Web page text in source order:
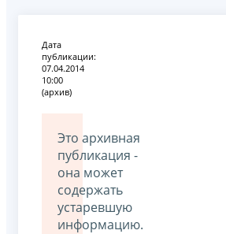
Дата
публикации:
07.04.2014
10:00
(архив)
Это архивная
публикация -
она может
содержать
устаревшую
информацию.